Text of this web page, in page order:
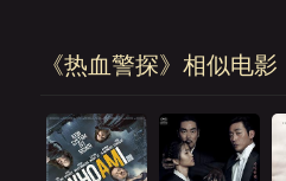
《热血警探》相似电影